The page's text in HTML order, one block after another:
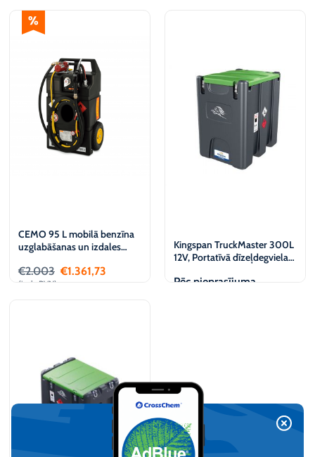
CEMO 95 L mobilā benzīna
uzglabāšanas un izdales
€2.003 €1.361,73
(iesk. PVN)
Kingspan TruckMaster 300L
12V, Portatīvā dīzeļdegvielas
Pēc pieprasījuma